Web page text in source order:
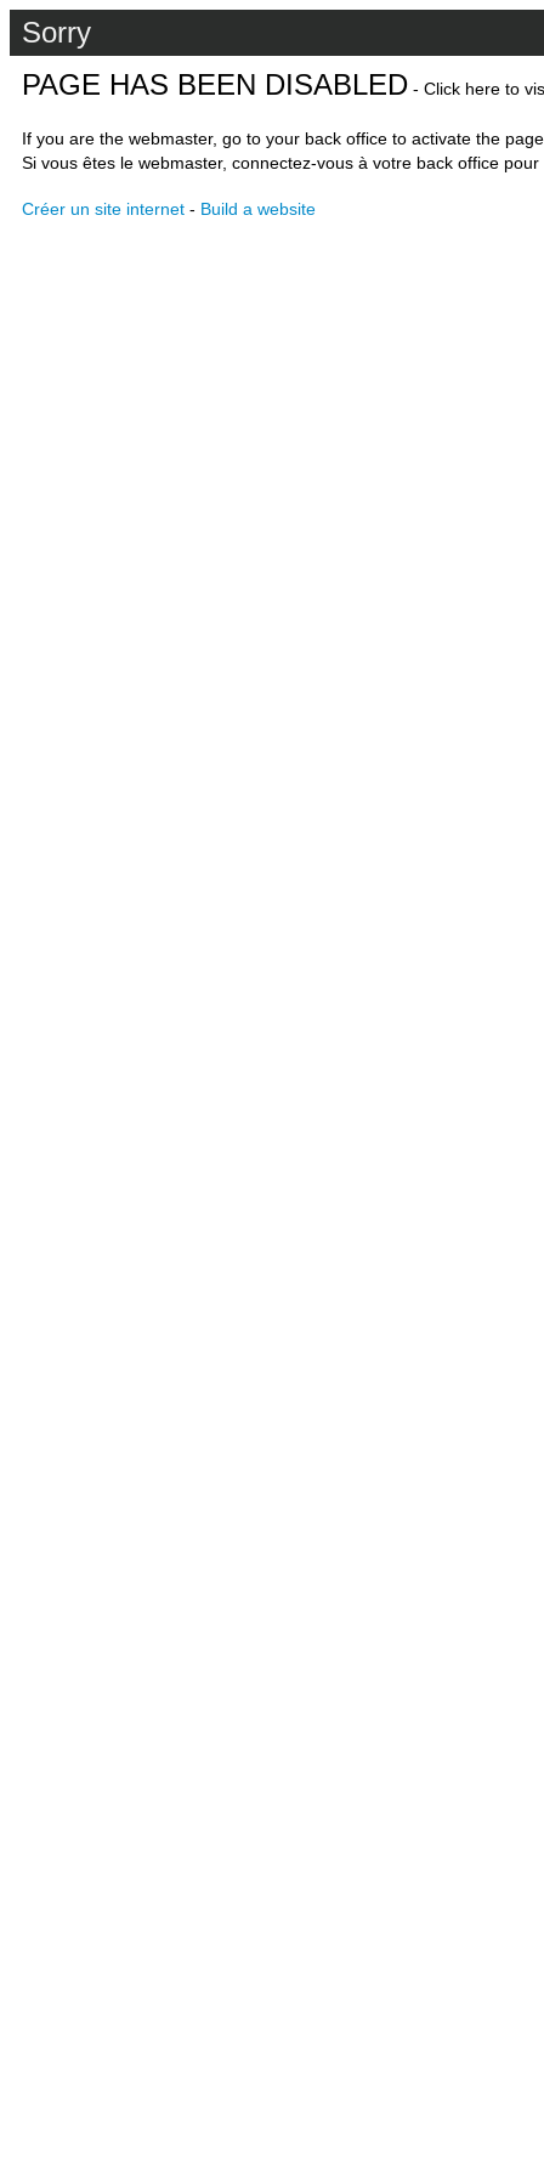
Sorry
PAGE HAS BEEN DISABLED - Click here to
If you are the webmaster, go to your back office to activate the
Si vous êtes le webmaster, connectez-vous à votre back office
Créer un site internet - Build a website